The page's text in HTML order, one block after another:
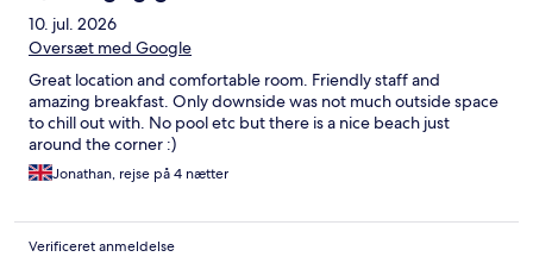
10. jul. 2026
Oversæt med Google
Great location and comfortable room. Friendly staff and
amazing breakfast. Only downside was not much outside space
to chill out with. No pool etc but there is a nice beach just
around the corner :)
Jonathan, rejse på 4 nætter
Verificeret anmeldelse